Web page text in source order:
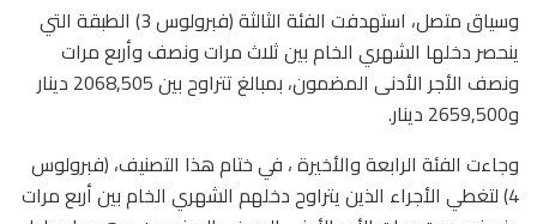
وسياق متصل، استهدفت الفئة الثالثة (فبرولوس 3) الطبقة التي
ينحصر دخلها الشهري الخام بين ثلاث مرات ونصف وأربع مرات
ونصف الأجر الأدنى المضمون، بمبالغ تتراوح بين 2068,505 دينار
و2659,500 دينار.
وجاءت الفئة الرابعة والأخيرة ، في ختام هذا التصنيف، (فبرولوس
4) لتغطي الأجراء الذين يتراوح دخلهم الشهري الخام بين أربع مرات